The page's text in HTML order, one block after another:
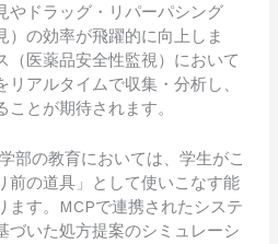
やドラッグ・リパーパシング
）の効率が飛躍的に向上しま
（医薬品安全性監視）において
アルタイムで収集・分析し、
とが期待されます。
部の教育においては、学生がこ
前の道具」として使いこなす能
ます。MCPで連携されたシステ
づいた処方提案のシミュレーシ